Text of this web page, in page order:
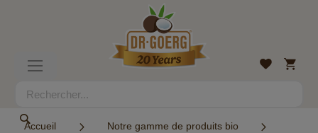
navigation
Rechercher
Liste
Mon
panier
Accueil
Notre gamme de produits bio